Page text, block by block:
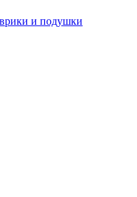
и подушки